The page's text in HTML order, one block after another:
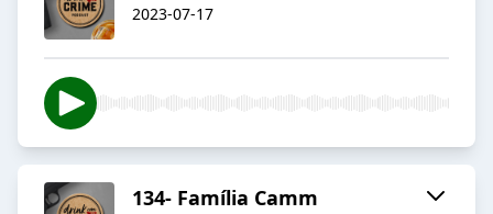
2023-07-17
134- Família Camm